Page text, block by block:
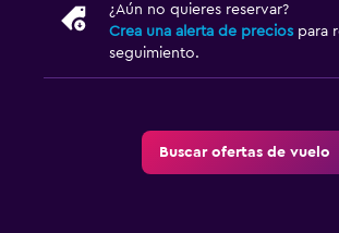
¿Aún no quieres reservar?
Crea una alerta de precios para
seguimiento.
Buscar ofertas de vuelo